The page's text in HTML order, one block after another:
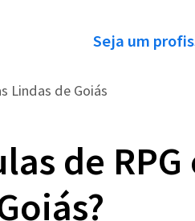
Seja um
Lindas de Goiás
de RPG